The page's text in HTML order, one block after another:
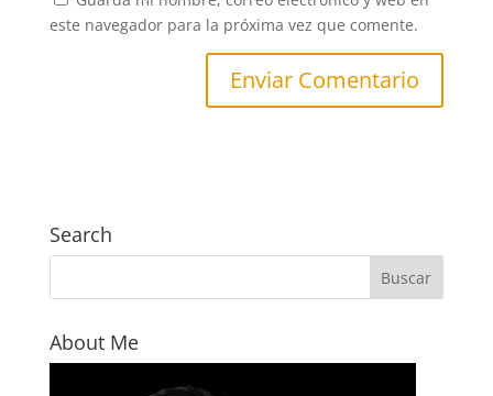
este navegador para la próxima vez que comente.
Search
About Me